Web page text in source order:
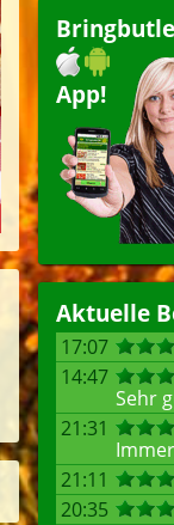
App!
Aktuelle
17:07
14:47
Sehr
21:31
21:11
20:35